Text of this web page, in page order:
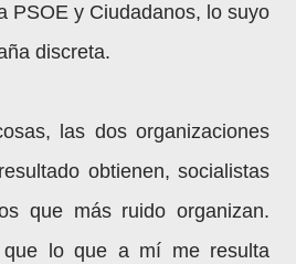
PSOE y Ciudadanos, lo suyo
discreta.
las dos organizaciones
obtienen, socialistas
que más ruido organizan.
que lo que a mí me resulta